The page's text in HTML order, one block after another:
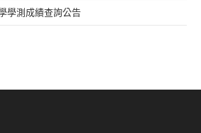
學測成績查詢公告